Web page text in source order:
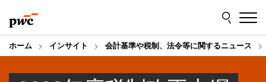
to
content
to
footer
ホーム インサイト 会計基準や税制、法令等に関するニュース